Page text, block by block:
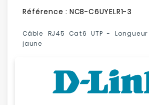
Référence : NCB-C6UYELR1-3
Câble RJ45 Cat6 UTP -
jaune